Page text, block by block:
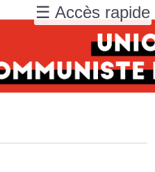
☰ Accès rapide